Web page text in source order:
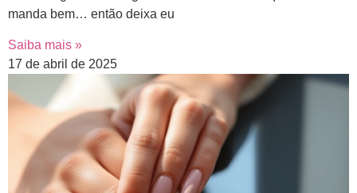
manda bem… então deixa eu
Saiba mais »
17 de abril de 2025